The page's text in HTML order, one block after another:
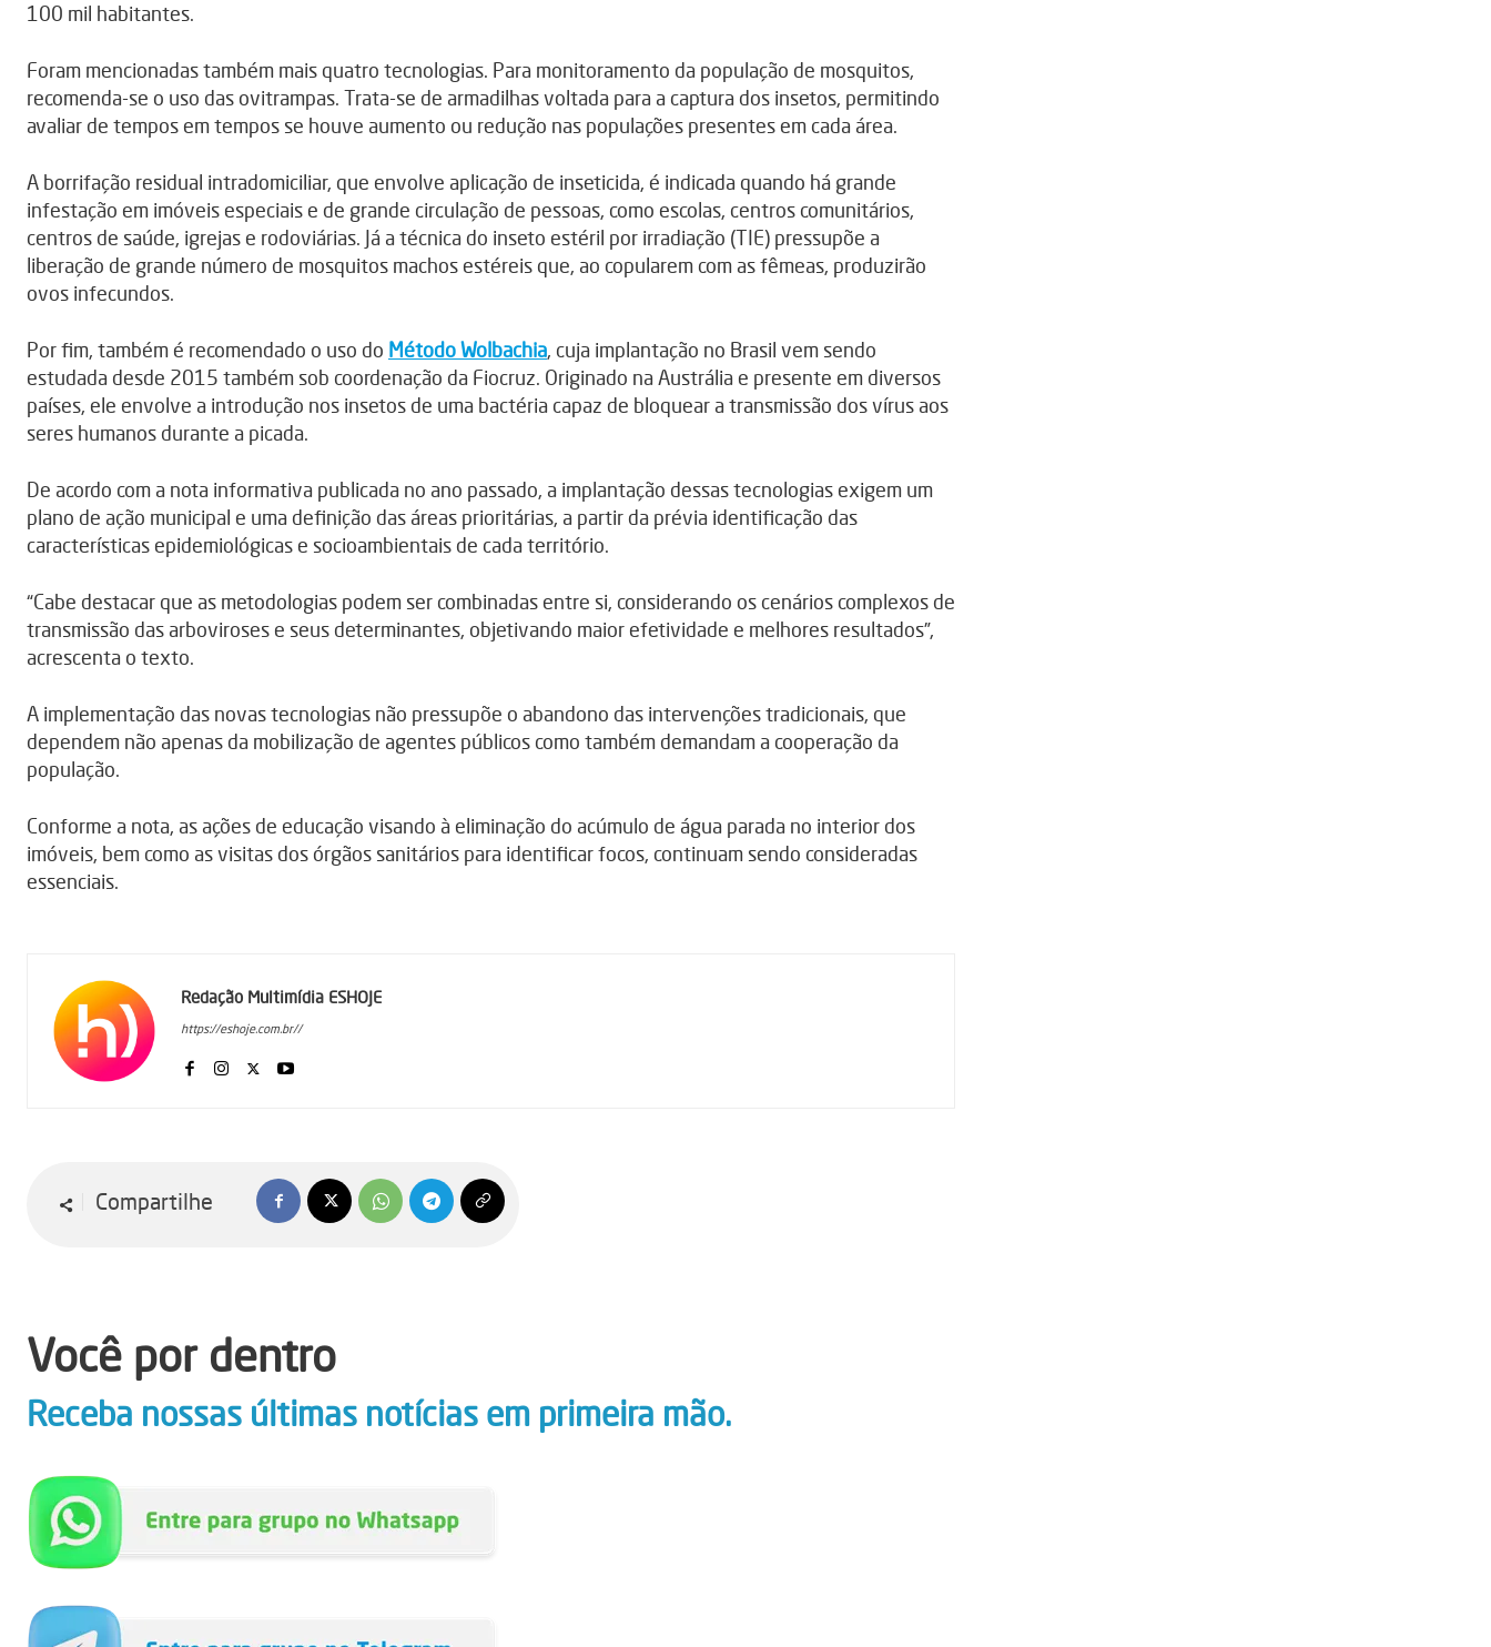
100 mil habitantes.
Foram mencionadas também mais quatro tecnologias. Para monitoramento da população de mosquitos,
recomenda-se o uso das ovitrampas. Trata-se de armadilhas voltada para a captura dos insetos, permitindo
avaliar de tempos em tempos se houve aumento ou redução nas populações presentes em cada área.
A borrifação residual intradomiciliar, que envolve aplicação de inseticida, é indicada quando há grande
infestação em imóveis especiais e de grande circulação de pessoas, como escolas, centros comunitários,
centros de saúde, igrejas e rodoviárias. Já a técnica do inseto estéril por irradiação (TIE) pressupõe a
liberação de grande número de mosquitos machos estéreis que, ao copularem com as fêmeas, produzirão
ovos infecundos.
Por fim, também é recomendado o uso do Método Wolbachia, cuja implantação no Brasil vem sendo
estudada desde 2015 também sob coordenação da Fiocruz. Originado na Austrália e presente em diversos
países, ele envolve a introdução nos insetos de uma bactéria capaz de bloquear a transmissão dos vírus aos
seres humanos durante a picada.
De acordo com a nota informativa publicada no ano passado, a implantação dessas tecnologias exigem um
plano de ação municipal e uma definição das áreas prioritárias, a partir da prévia identificação das
características epidemiológicas e socioambientais de cada território.
“Cabe destacar que as metodologias podem ser combinadas entre si, considerando os cenários complexos de
transmissão das arboviroses e seus determinantes, objetivando maior efetividade e melhores resultados”,
acrescenta o texto.
A implementação das novas tecnologias não pressupõe o abandono das intervenções tradicionais, que
dependem não apenas da mobilização de agentes públicos como também demandam a cooperação da
população.
Conforme a nota, as ações de educação visando à eliminação do acúmulo de água parada no interior dos
imóveis, bem como as visitas dos órgãos sanitários para identificar focos, continuam sendo consideradas
essenciais.
Redação Multimídia ESHOJE
https://eshoje.com.br//
Compartilhe
Você por dentro
Receba nossas últimas notícias em primeira mão.